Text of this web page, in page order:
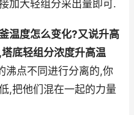
加大轻组分采出量即可.
温度怎么变化?又说升高
底轻组分浓度升高温
沸点不同进行分离的,你
,把他们混在一起的力量